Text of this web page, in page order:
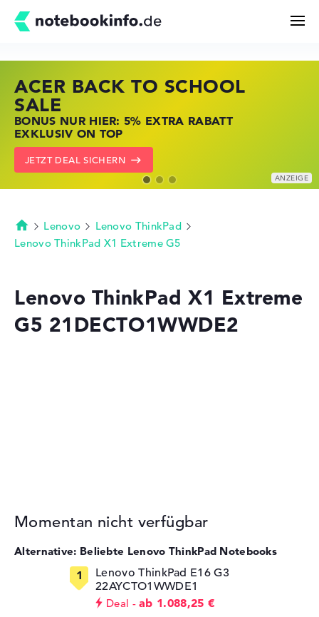
Kaufberatung
Technik & Wissen
Merkzettel
ACER BACK TO SCHOOL
SALE
BONUS NUR HIER: 5% EXTRA RABATT
EXKLUSIV ON TOP
JETZT DEAL SICHERN
HP STORE SSV DEALS
JETZT ZUGREIFEN: NOTEBOOKS BEI HP
KRÄFTIG REDUZIERT
ZU DEN HP ANGEBOTEN
LENOVO LAPTOP DEALS
NOTEBOOKS BEI LENOVO JETZT
KRÄFTIG REDUZIERT
LENOVO DEALS ZEIGEN
Startseite
Lenovo
Lenovo ThinkPad
Lenovo ThinkPad X1 Extreme G5
Lenovo ThinkPad X1 Extreme
G5 21DECTO1WWDE2
Momentan nicht verfügbar
Alternative: Beliebte Lenovo ThinkPad Notebooks
Lenovo ThinkPad E16 G3
22AYCTO1WWDE1
Deal
ab 1.088,25 €